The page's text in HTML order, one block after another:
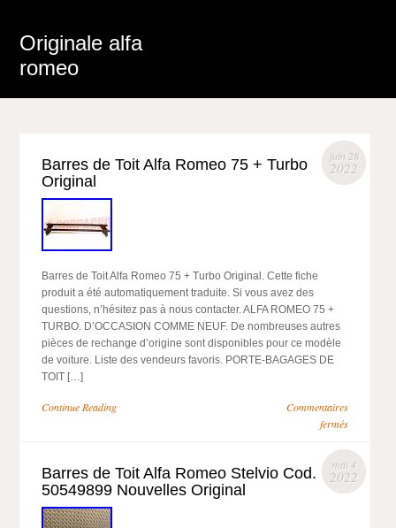
Originale alfa
romeo
juin 28
2022
Barres de Toit Alfa Romeo 75 + Turbo
Original
Barres de Toit Alfa Romeo 75 + Turbo Original. Cette fiche
produit a été automatiquement traduite. Si vous avez des
questions, n’hésitez pas à nous contacter. ALFA ROMEO 75 +
TURBO. D’OCCASION COMME NEUF. De nombreuses autres
pièces de rechange d’origine sont disponibles pour ce modèle
de voiture. Liste des vendeurs favoris. PORTE-BAGAGES DE
TOIT […]
Continue Reading
Commentaires
fermés
mai 4
2022
Barres de Toit Alfa Romeo Stelvio Cod.
50549899 Nouvelles Original